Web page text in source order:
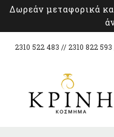
Δωρεάν μεταφορικά
2310 522 483 // 2310 822